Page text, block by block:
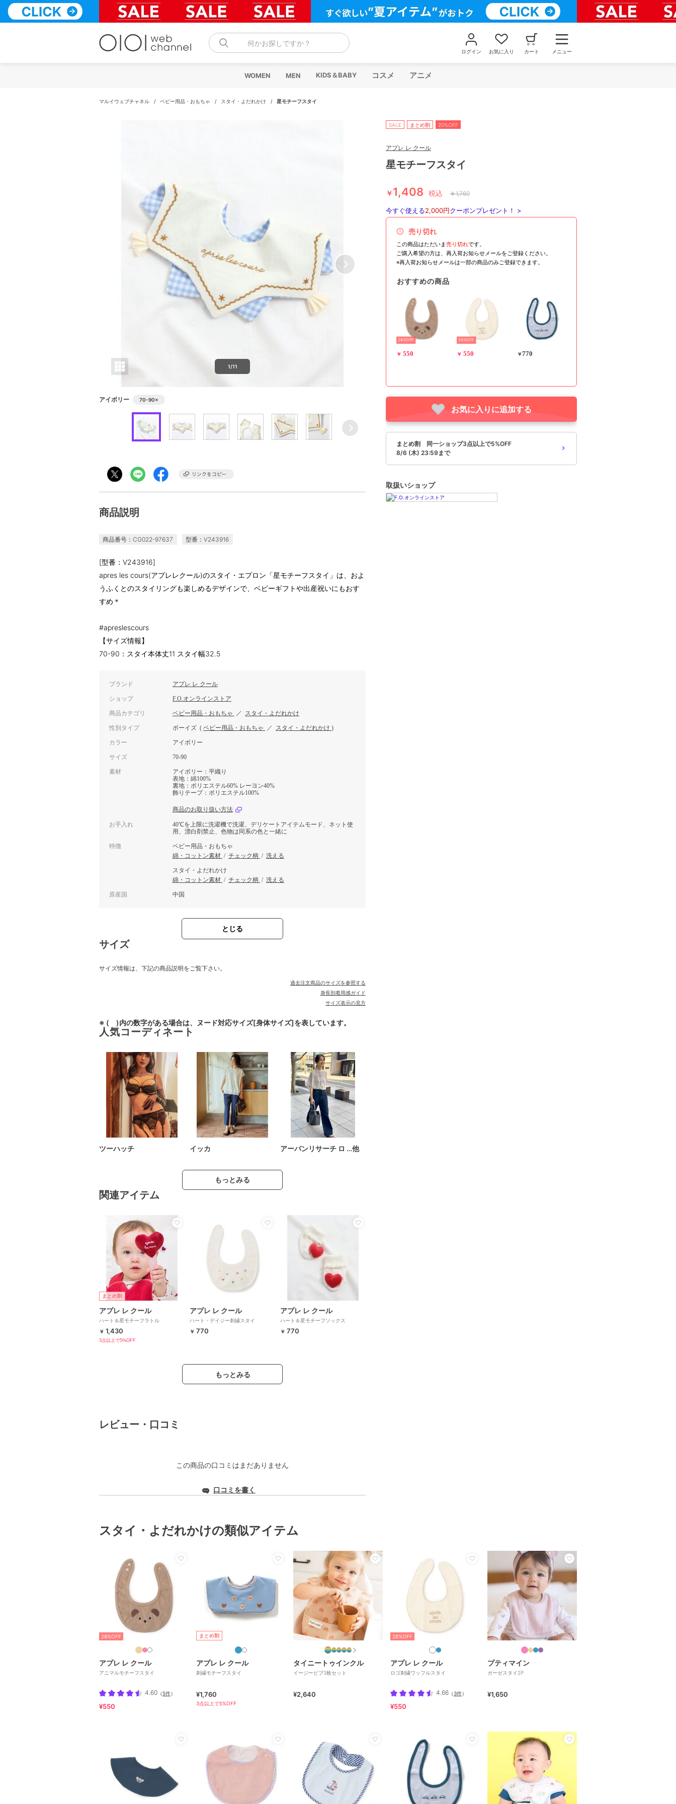
テ
何かお探しですか？
ログイン お気に入り カート メニュー
WOMEN MEN KIDS＆BABY コスメ アニメ
マルイウェブチャネル / ベビー用品・おもちゃ / スタイ・よだれかけ / 星モチーフスタイ
1/11
アイボリー 70-90×
商品説明
商品番号：CG022-97637 型番：V243916
[型番：V243916]
apres les cours(アプレレクール)のスタイ・エプロン「星モチーフスタイ」は、およ
うふくとのスタイリングも楽しめるデザインで、ベビーギフトや出産祝いにもおす
すめ＊
#apreslescours
【サイズ情報】
70-90：スタイ本体丈11 スタイ幅32.5
ブランド アプレ レ クール
ショップ F.O.オンラインストア
商品カテゴリ ベビー用品・おもちゃ ／ スタイ・よだれかけ
性別タイプ ボーイズ ( ベビー用品・おもちゃ ／ スタイ・よだれかけ )
カラー アイボリー
サイズ 70-90
素材
アイボリー：平織り
表地：綿100%
裏地：ポリエステル60% レーヨン40%
飾りテープ：ポリエステル100%
商品のお取り扱い方法
お手入れ
40℃を上限に洗濯機で洗濯、デリケートアイテムモード、ネット使
用、漂白剤禁止、色物は同系の色と一緒に
特徴
ベビー用品・おもちゃ
綿・コットン素材 / チェック柄 / 洗える
スタイ・よだれかけ
綿・コットン素材 / チェック柄 / 洗える
原産国 中国
とじる
サイズ
サイズ情報は、下記の商品説明をご覧下さい。
過去注文商品のサイズを参照する
身長別着用感ガイド
サイズ表示の見方
※ ( )内の数字がある場合は、ヌード対応サイズ[身体サイズ]を表しています。
人気コーディネート
ツーハッチ イッカ アーバンリサーチ ロ …他
もっとみる
関連アイテム
まとめ割
アプレ レ クール
ハート＆星モチーフラトル
￥ 1,430
3点以上で5%OFF
アプレ レ クール
ハート・デイジー刺繍スタイ
￥ 770
アプレ レ クール
ハート＆星モチーフソックス
￥ 770
もっとみる
レビュー・口コミ
この商品の口コミはまだありません
口コミを書く
SALE まとめ割 20%OFF
アプレ レ クール
星モチーフスタイ
￥1,408 税込 ￥1,760
今すぐ使える2,000円クーポンプレゼント！ >
売り切れ
この商品はただいま売り切れです。
ご購入希望の方は、再入荷お知らせメールをご登録ください。
※再入荷お知らせメールは一部の商品のみご登録できます。
おすすめの商品
28%OFF
￥ 550
28%OFF
￥ 550 ￥770
お気に入りに追加する
まとめ割 同一ショップ3点以上で5%OFF
8/6 (木) 23:59まで
取扱いショップ
スタイ・よだれかけの類似アイテム
28%OFF
アプレ レ クール
アニマルモチーフスタイ
4.60 （5件）
¥550
まとめ割
アプレ レ クール
刺繍モチーフスタイ
¥1,760
3点以上で5%OFF
タイニートゥインクル
イージービブ3枚セット
¥2,640
28%OFF
アプレ レ クール
ロゴ刺繍ワッフルスタイ
4.66 （3件）
¥550
プティマイン
ガーゼスタイ2P
¥1,650